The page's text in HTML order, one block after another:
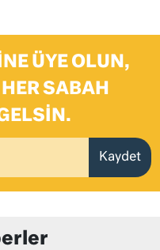
ÜYE OLUN,
SABAH
Kaydet